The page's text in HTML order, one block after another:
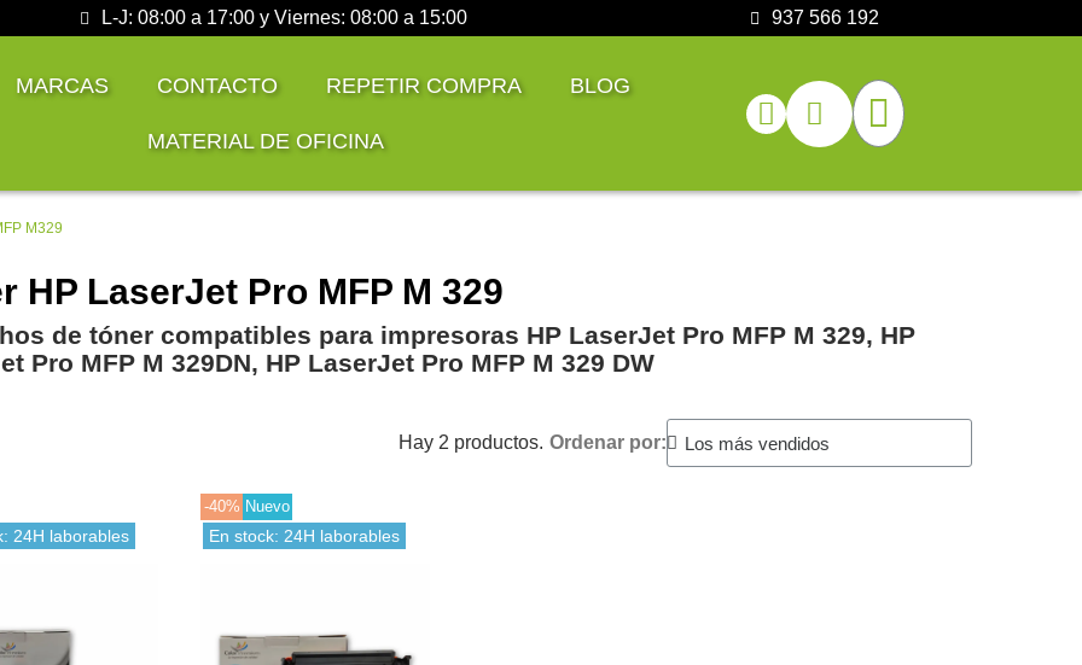
L-J: 08:00 a 17:00 y Viernes: 08:00 a 15:00 937 566 192
MARCAS CONTACTO REPETIR COMPRA BLOG
MATERIAL DE OFICINA
M329
HP LaserJet Pro MFP M 329
de tóner compatibles para impresoras HP LaserJet Pro MFP M 329, HP
Pro MFP M 329DN, HP LaserJet Pro MFP M 329 DW
Hay 2 productos. Ordenar por:
24H laborables
-40% Nuevo
En stock: 24H laborables